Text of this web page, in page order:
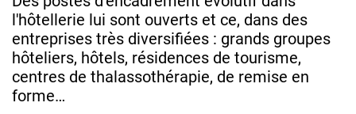
l'hôtellerie lui sont ouverts et ce, dans des
entreprises très diversifiées : grands groupes
hôteliers, hôtels, résidences de tourisme,
centres de thalassothérapie, de remise en
forme…